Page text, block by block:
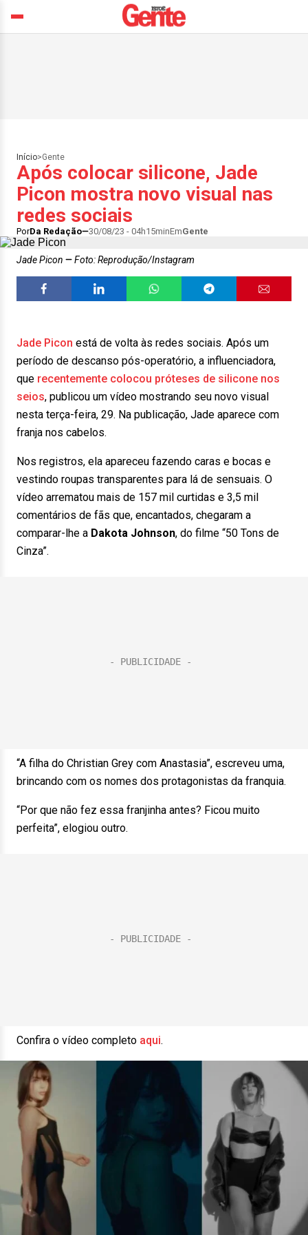
Início>Gente
Após colocar silicone, Jade
Picon mostra novo visual nas
redes sociais
PorDa Redação 30/08/23 - 04h15minEmGente
Jade Picon Foto: Reprodução/Instagram
Jade Picon está de volta às redes sociais. Após um
período de descanso pós-operatório, a influenciadora,
que recentemente colocou próteses de silicone nos
seios, publicou um vídeo mostrando seu novo visual
nesta terça-feira, 29. Na publicação, Jade aparece com
franja nos cabelos.
Nos registros, ela apareceu fazendo caras e bocas e
vestindo roupas transparentes para lá de sensuais. O
vídeo arrematou mais de 157 mil curtidas e 3,5 mil
comentários de fãs que, encantados, chegaram a
comparar-lhe a Dakota Johnson, do filme “50 Tons de
Cinza”.
“A filha do Christian Grey com Anastasia”, escreveu uma,
brincando com os nomes dos protagonistas da franquia.
“Por que não fez essa franjinha antes? Ficou muito
perfeita”, elogiou outro.
Confira o vídeo completo aqui.